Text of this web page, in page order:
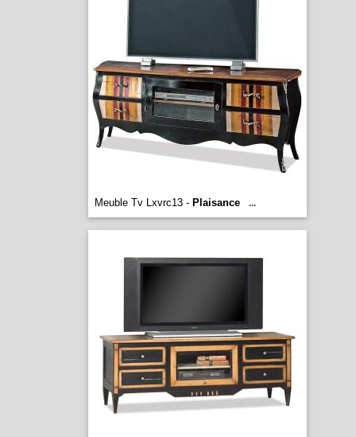
Meuble Tv Lxvrc13 - Plaisance ...